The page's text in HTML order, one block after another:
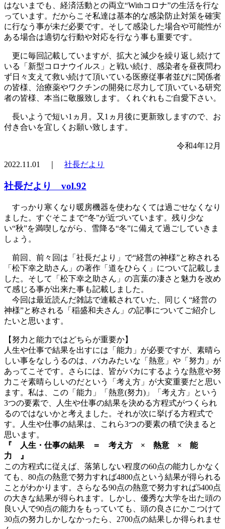
はないまでも、経済活動との両立“Withコロナ”の生活を行な
っています。だからこそ私達は基本的な感染防止対策を確実
に行なう事が未だ必要です。そして感染した場合や可能性が
ある場合は適切な行動や対応を行なう事も重要です。
更に毎回記載していますが、拡大と減少を繰り返し続けて
いる「新型コロナウイルス」と戦い続け、感染者を昼夜問わ
ず日々支えて救い続けて頂いている医療従事者並びに関係者
の皆様、治療薬やワクチンの開発に尽力して頂いている研究
者の皆様、本当に敬服致します。くれぐれもご自愛下さい。
長いようで短い1ヵ月。又1ヵ月後に更新致しますので、お
付き合いを宜しくお願い致します。
令和4年12月
2022.11.01 ｜ 社長だより
社長だより vol.92
すっかり寒くなり暖房機器を使わなくては過ごせなくなり
ました。すぐそこまで“冬”が近づいています。残り少な
い“秋”を満喫しながら、雪降る“冬”に備えて過ごしていきま
しょう。
前回、前々回は「社長だより」で“経営の神様”と称される
「松下幸之助さん」の著作「道をひらく」について記載しま
した。そして「松下幸之助さん」の言葉の凄さと魅力を改め
て感じる事が出来た事も記載しました。
今回は最近読んだ雑誌で連載されていた、同じく“経営の
神様”と称される「稲盛和夫さん」の記事についてご紹介し
たいと思います。
【努力と能力ではどちらが重要か】
人生や仕事で結果を出すには「能力」が必要ですが、素晴ら
しい事をなしうるのは、バカみたいな「熱意」や「努力」が
あってこそです。さらには、皆がバカにするような熱意や努
力こそ素晴らしいのだという「考え方」が大変重要だと思い
ます。私は、この「能力」「熱意(努力)」「考え方」という
3つの要素で、人生や仕事の結果を決める方程式がつくられ
るのではないかと考えました。それが次に挙げる方程式で
す。人生や仕事の結果は、これら3つの要素の積で決まると
思います。
『 人生・仕事の結果 ＝ 考え方 × 熱意 × 能
力 』
この方程式に従えば、落第しない程度の60点の能力しかなく
ても、80点の熱意で努力すれば4800点という結果が得られる
ことがわかります。さらなる90点の熱意で努力すれば5400点
の大きな結果が得られます。しかし、優秀な大学を出た頭の
良い人で90点の能力をもっていても、頭の良さにかこつけて
30点の努力しかしなかったら、2700点の結果しか得られませ